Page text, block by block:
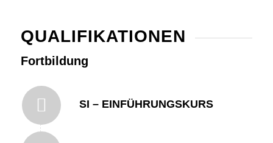
QUALIFIKATIONEN
Fortbildung
SI – EINFÜHRUNGSKURS